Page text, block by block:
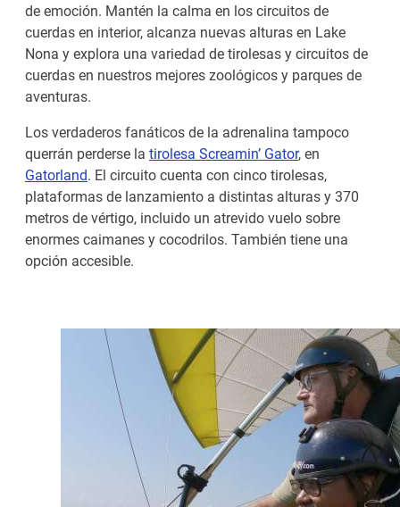
de emoción. Mantén la calma en los circuitos de
cuerdas en interior, alcanza nuevas alturas en Lake
Nona y explora una variedad de tirolesas y circuitos de
cuerdas en nuestros mejores zoológicos y parques de
aventuras.
Los verdaderos fanáticos de la adrenalina tampoco
querrán perderse la tirolesa Screamin’ Gator, en
Gatorland. El circuito cuenta con cinco tirolesas,
plataformas de lanzamiento a distintas alturas y 370
metros de vértigo, incluido un atrevido vuelo sobre
enormes caimanes y cocodrilos. También tiene una
opción accesible.